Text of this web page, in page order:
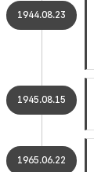
1944.08.23
1945.08.15
1965.06.22